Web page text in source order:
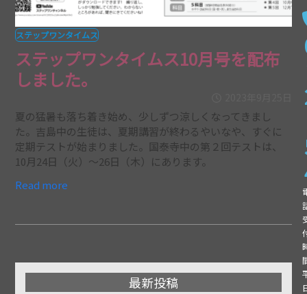
ステップワンタイムス
ステップワンタイムス10月号を配布
しました。
夏の猛暑も落ち着き始め、少しずつ涼しくなってきまし
た。吉島中の生徒は、夏期講習が終わるやいなや、すぐに
定期テストが始まりました。国泰寺中の第２回テストは、
10月24日（火）～26日（木）にあります。
Read more
最新投稿